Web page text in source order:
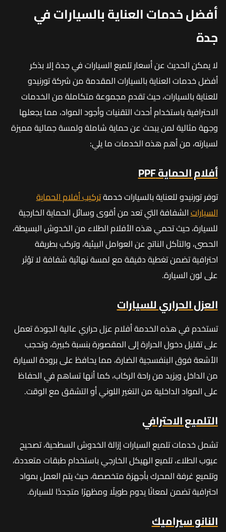
أفضل خدمات العناية بالسيارات في
جدة
لا يمكن الحديث عن أسعار تلميع السيارات في جدة إلا بذكر
أفضل خدمات العناية بالسيارات المقدمة من شركة تورنيدو
للعناية بالسيارات، حيث تقدم مجموعة متكاملة من الخدمات
الاحترافية باستخدام أحدث التقنيات وأجود المواد، مما يجعلها
وجهة مثالية لمن يبحث عن حماية شاملة ولمسة جمالية مميزة
لسيارته، من أهم هذه الخدمات ما يلي:
أفلام الحماية PPF
توفر تورنيدو للعناية بالسيارات خدمةتركيب أفلام الحماية
السياراتالشفافة التي تعد من أقوى وسائل الحماية الخارجية
للسيارة، حيث تحمي هذه الأفلام الطلاء من الخدوش البسيطة،
الحصى، والتآكل الناتج عن العوامل البيئية، وتركب بطريقة
احترافية تضمن تغطية دقيقة مع لمسة نهائية شفافة لا تؤثر
على لون السيارة.
العزل الحراري للسيارات
تستخدم في هذه الخدمة أفلام عزل حراري عالية الجودة تعمل
على تقليل دخول الحرارة إلى المقصورة بنسبة كبيرة، وتحجب
الأشعة فوق البنفسجية الضارة، مما يحافظ على برودة السيارة
من الداخل ويزيد من راحة الركاب، كما أنها تساهم في الحفاظ
على المواد الداخلية من التغير اللوني أو التشقق مع الوقت.
التلميع الاحترافي
تشمل خدمات تلميع السيارات إزالة الخدوش السطحية، تصحيح
عيوب الطلاء، تلميع الهيكل الخارجي باستخدام طبقات متعددة،
وتلميع غرفة المحرك بأجهزة متخصصة، حيث يتم العمل بمواد
احترافية تضمن لمعانًا يدوم طويلًا ومظهرًا متجددًا للسيارة.
النانو سيراميك